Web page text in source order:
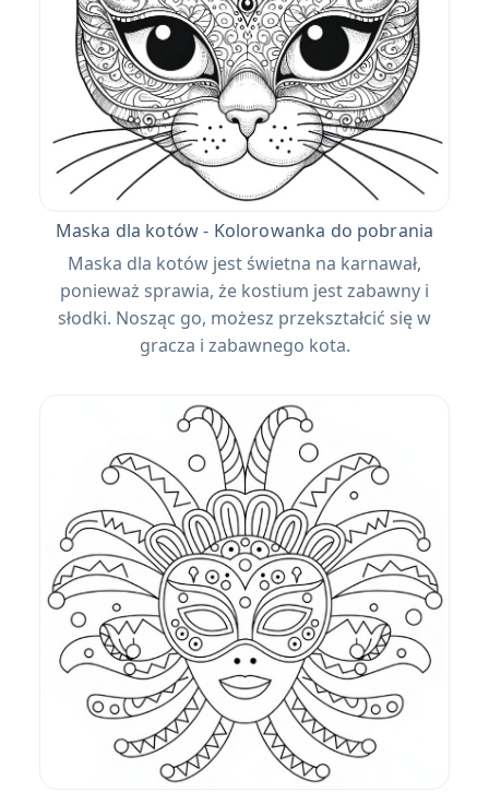
Maska dla kotów - Kolorowanka do pobrania
Maska dla kotów jest świetna na karnawał,
ponieważ sprawia, że ​​kostium jest zabawny i
słodki. Nosząc go, możesz przekształcić się w
gracza i zabawnego kota.